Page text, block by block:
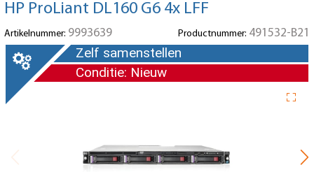
HP ProLiant DL160 G6 4x LFF
Artikelnummer: 9993639 Productnummer: 491532-B21
Zelf samenstellen
Conditie: Nieuw